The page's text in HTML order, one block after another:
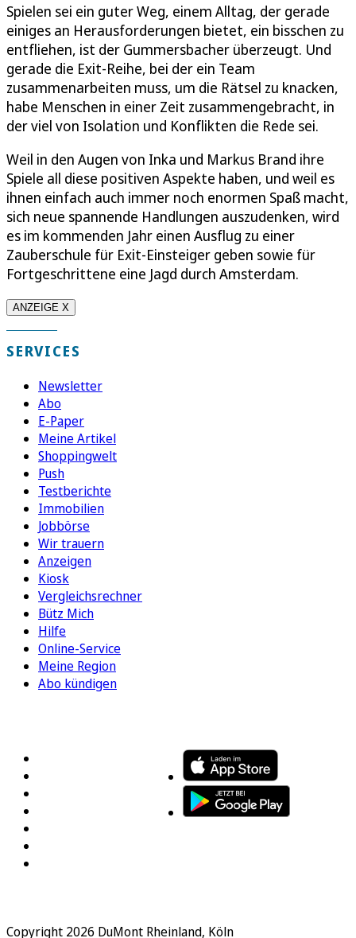
Spielen sei ein guter Weg, einem Alltag, der gerade
einiges an Herausforderungen bietet, ein bisschen zu
entfliehen, ist der Gummersbacher überzeugt. Und
gerade die Exit-Reihe, bei der ein Team
zusammenarbeiten muss, um die Rätsel zu knacken,
habe Menschen in einer Zeit zusammengebracht, in
der viel von Isolation und Konflikten die Rede sei.
Weil in den Augen von Inka und Markus Brand ihre
Spiele all diese positiven Aspekte haben, und weil es
ihnen einfach auch immer noch enormen Spaß macht,
sich neue spannende Handlungen auszudenken, wird
es im kommenden Jahr einen Ausflug zu einer
Zauberschule für Exit-Einsteiger geben sowie für
Fortgeschrittene eine Jagd durch Amsterdam.
ANZEIGE X
SERVICES
Newsletter
Abo
E-Paper
Meine Artikel
Shoppingwelt
Push
Testberichte
Immobilien
Jobbörse
Wir trauern
Anzeigen
Kiosk
Vergleichsrechner
Bütz Mich
Hilfe
Online-Service
Meine Region
Abo kündigen
Copyright 2026 DuMont Rheinland, Köln